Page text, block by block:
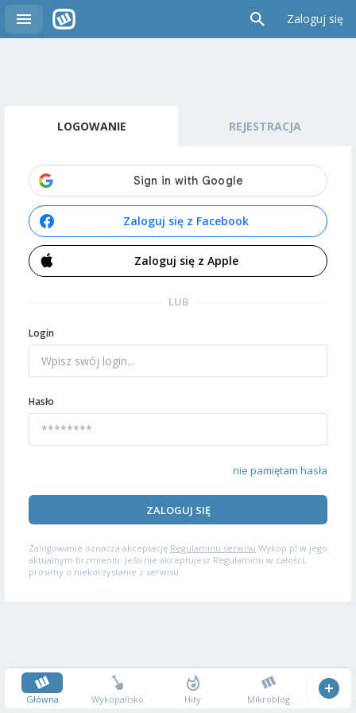
Zaloguj się
LOGOWANIE REJESTRACJA
Zaloguj się z Facebook
Zaloguj się z Apple
LUB
Login
Hasło
nie pamiętam hasła
ZALOGUJ SIĘ
Zalogowanie oznacza akceptację Regulaminu serwisu Wykop.pl w jego
aktualnym brzmieniu. Jeśli nie akceptujesz Regulaminu w całości,
prosimy o niekorzystanie z serwisu.
Główna Wykopalisko Hity Mikroblog